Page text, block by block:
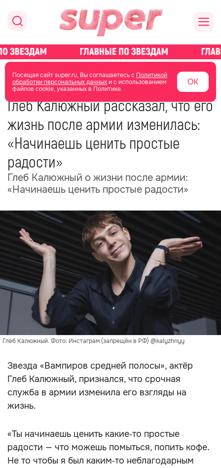
Посещая сайт super.ru, Вы соглашаетесь с Политикой
обработки персональных данныхи с использованием
файлов cookie, указанных в Политике.
ОК
главная новости о звездах новости
29 мая 18:20
Глеб Калюжный рассказал, что его
жизнь после армии изменилась:
«Начинаешь ценить простые
радости»
Глеб Калюжный о жизни после армии:
«Начинаешь ценить простые радости»
Глеб Калюжный. Фото: Инстаграм (запрещён в РФ) @kalyzhnyy
Звезда «Вампиров средней полосы», актёр
Глеб Калюжный, признался, что срочная
служба в армии изменила его взгляды на
жизнь.
«Ты начинаешь ценить какие‑то простые
радости — что можешь помыться, попить кофе.
Не то чтобы я был каким‑то неблагодарным